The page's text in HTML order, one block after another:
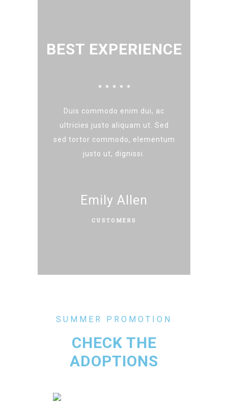
BEST EXPERIENCE
☆ ☆ ☆ ☆ ☆
Duis commodo enim dui, ac
ultricies justo aliquam ut. Sed
sed tortor commodo, elementum
justo ut, dignissi.
Emily Allen
CUSTOMERS
SUMMER PROMOTION
CHECK THE
ADOPTIONS